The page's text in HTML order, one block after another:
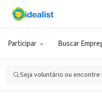
Participar Buscar
Seja voluntário ou
ONG (SETOR SOCIAL)
The Coral Reef